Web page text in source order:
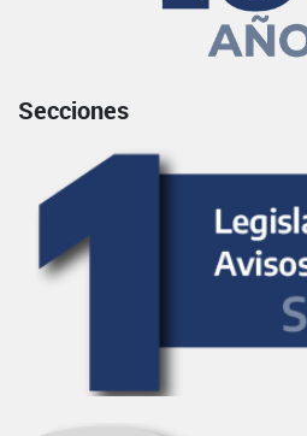
Secciones